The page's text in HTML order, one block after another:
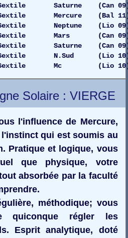
Saturne (Can 09)
Mercure (Bal 11)
Neptune (Lio 09)
Mars (Can 09)
Saturne (Can 09)
Sextile N.Sud (Lio 10)
Sextile Mc (Lio 10)
Solaire : VIERGE
l'influence de Mercure,
qui est soumis au
Pratique et logique, vous
que physique, votre
absorbée par la faculté
méthodique; vous
quiconque régler les
Esprit analytique, doté